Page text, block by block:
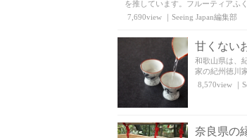
を推しています。フルーティアふ
7,690view
Seeing Japan編集部
甘くない
和歌山県は、
家の紀州徳川
8,570view
奈良県の